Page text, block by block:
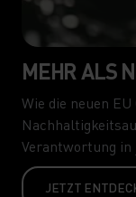
MEHR ALS
Wie die neuen
Verantwortung in
JETZT